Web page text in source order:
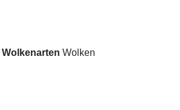
Wolkenarten Wolken